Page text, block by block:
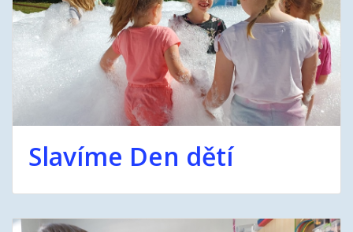
Slavíme Den dětí